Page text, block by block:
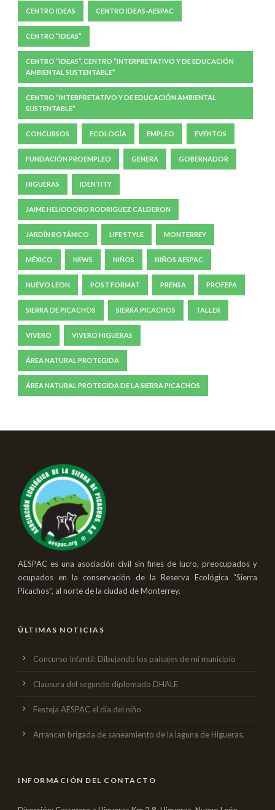
CENTRO IDEAS CENTRO IDEAS-AESPAC
CENTRO “IDEAS”
CENTRO “IDEAS”, CENTRO “INTERPRETATIVO Y DE EDUCACIÓN
AMBIENTAL SUSTENTABLE”
CENTRO “INTERPRETATIVO Y DE EDUCACIÓN AMBIENTAL
SUSTENTABLE”
CONCURSOS ECOLOGÍA EMPLEO EVENTOS
FUNDACIÓN PROEMPLEO GENERA GOBERNADOR
HIGUERAS IDENTITY
JAIME HELIODORO RODRIGUEZ CALDERON
JARDÍN BOTÁNICO LIFE STYLE MONTERREY
MÉXICO NEWS NIÑOS NIÑOS AESPAC
NUEVO LEON POST FORMAT PRENSA PROFEPA
SIERRA DE PICACHOS SIERRA PICACHOS TALLER
VIVERO VIVERO HIGUERAS
ÁREA NATURAL PROTEGIDA
ÁREA NATURAL PROTEGIDA DE LA SIERRA PICACHOS
AESPAC es una asociación civil sin fines de lucro, preocupados y
ocupados en la conservación de la Reserva Ecológica “Sierra
Picachos”, al norte de la ciudad de Monterrey.
ÚLTIMAS NOTICIAS
Concurso Infantil: Dibujando los paisajes de mi municipio
Clausura del segundo diplomado DHALE
Festeja AESPAC el dia del niño
Arrancan brigada de saneamiento de la laguna de Higueras.
INFORMACIÓN DEL CONTACTO